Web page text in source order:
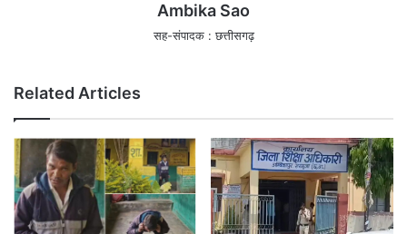
Ambika Sao
सह-संपादक : छत्तीसगढ़
Related Articles